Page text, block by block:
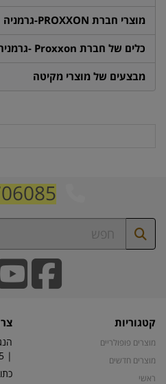
מוצרי חברת PROXXON-גרמניה
כלים של חברת Proxxon -גרמניה
מבצעים של מוצרי מקיטה
קטגוריות
מוצרים פופולריים
מוצרים חדשים
ראשי
| 0526706085